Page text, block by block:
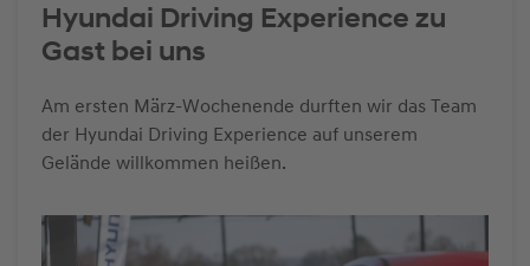
Hyundai Driving Experience zu
Gast bei uns
Am ersten März-Wochenende durften wir das Team
der Hyundai Driving Experience auf unserem
Gelände willkommen heißen.